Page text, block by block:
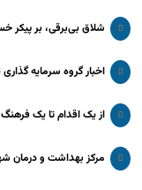
شلاق‌ بی‌برقی، بر پیکر
اخبار گروه سرمایه گذاری تصویب سود ۶۵
از یک اقدام تا یک
مرکز بهداشت و درمان